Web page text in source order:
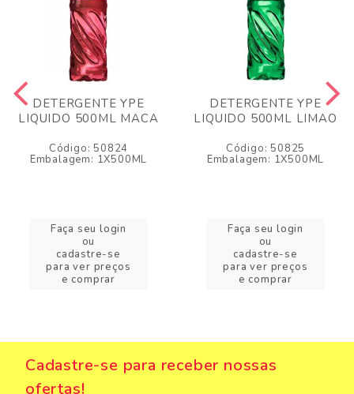
DETERGENTE YPE
LIQUIDO 500ML MACA
Código: 50824
Embalagem: 1X500ML
Faça seu login
ou
cadastre-se
para ver preços
e comprar
DETERGENTE YPE
LIQUIDO 500ML LIMAO
Código: 50825
Embalagem: 1X500ML
Faça seu login
ou
cadastre-se
para ver preços
e comprar
Cadastre-se para receber nossas
ofertas!